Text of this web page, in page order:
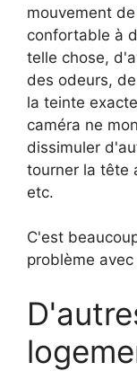
mouvement
confortable à
telle chose,
des odeurs,
la teinte
caméra ne
dissimuler
tourner la tête
etc.
C'est
problème